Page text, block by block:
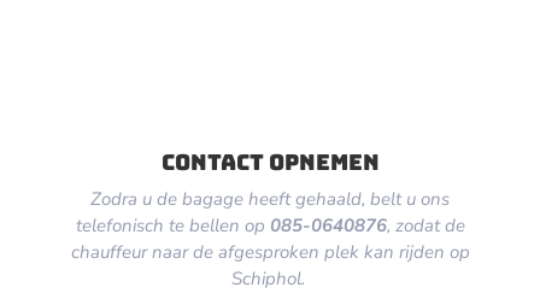
Contact opnemen
Zodra u de bagage heeft gehaald, belt u ons
telefonisch te bellen op 085-0640876, zodat de
chauffeur naar de afgesproken plek kan rijden op
Schiphol.